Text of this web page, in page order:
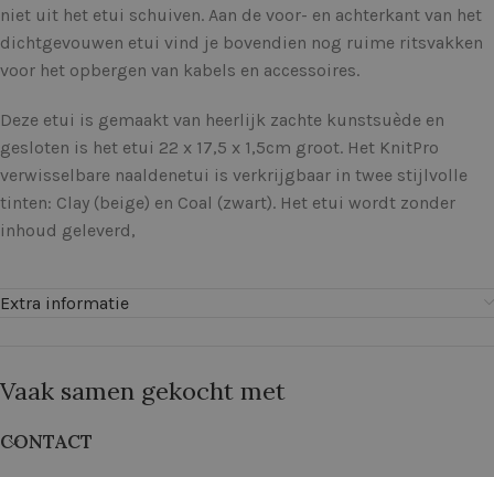
niet uit het etui schuiven. Aan de voor- en achterkant van het
dichtgevouwen etui vind je bovendien nog ruime ritsvakken
voor het opbergen van kabels en accessoires.
Deze etui is gemaakt van heerlijk zachte kunstsuède en
gesloten is het etui 22 x 17,5 x 1,5cm groot. Het KnitPro
verwisselbare naaldenetui is verkrijgbaar in twee stijlvolle
tinten: Clay (beige) en Coal (zwart). Het etui wordt zonder
inhoud geleverd,
Extra informatie
Vaak samen gekocht met
CONTACT